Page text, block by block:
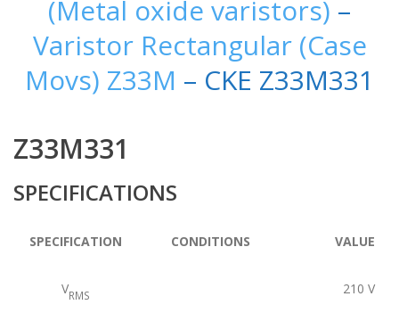
(Metal oxide varistors) –
Varistor Rectangular (Case
Movs) Z33M – CKE Z33M331
Z33M331
SPECIFICATIONS
SPECIFICATION CONDITIONS VALUE
VRMS 210 V